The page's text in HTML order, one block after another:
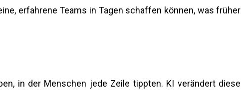
erfahrene Teams in Tagen schaffen können, was früher
in der Menschen jede Zeile tippten. KI verändert diese